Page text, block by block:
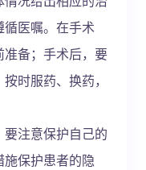
医嘱。在手术
备；手术后，要
时服药、换药，
要注意保护自己的
保护患者的隐